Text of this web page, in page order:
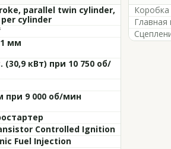
parallel twin cylinder,
cylinder
мм
(30,9 кВт) при 10 750 об/
при 9 000 об/мин
Controlled Ignition
Fuel Injection
Коробка
Главная